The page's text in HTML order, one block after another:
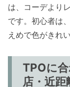
は、コーデより
です。初心者は
えめで色がきれ
TPOに
店・近距